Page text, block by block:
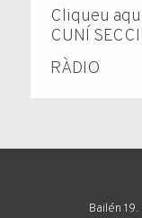
RÀDIO
Cliqueu
CUNÍ
Bailén